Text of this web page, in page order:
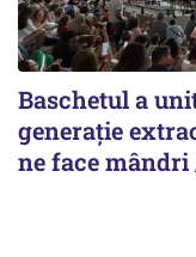
Baschetul a
generație
ne face mândri